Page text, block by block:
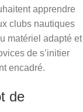
apprendre
clubs nautiques
matériel adapté et
de s’initier
encadré.
de